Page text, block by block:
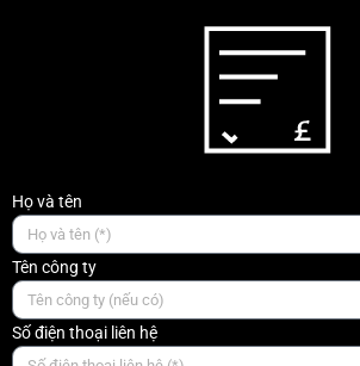
Họ và tên
Tên công ty
Số điện thoại liên hệ